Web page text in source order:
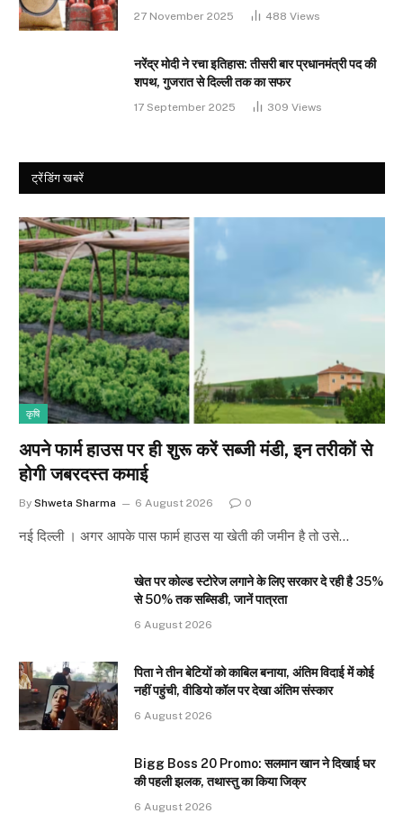
27 November 2025 488 Views
नरेंद्र मोदी ने रचा इतिहास: तीसरी बार प्रधानमंत्री पद की
शपथ, गुजरात से दिल्ली तक का सफर
17 September 2025 309 Views
ट्रेंडिंग खबरें
कृषि
अपने फार्म हाउस पर ही शुरू करें सब्जी मंडी, इन तरीकों से
होगी जबरदस्त कमाई
By Shweta Sharma 6 August 2026 0
नई दिल्ली । अगर आपके पास फार्म हाउस या खेती की जमीन है तो उसे…
खेत पर कोल्ड स्टोरेज लगाने के लिए सरकार दे रही है 35%
से 50% तक सब्सिडी, जानें पात्रता
6 August 2026
पिता ने तीन बेटियों को काबिल बनाया, अंतिम विदाई में कोई
नहीं पहुंची, वीडियो कॉल पर देखा अंतिम संस्कार
6 August 2026
Bigg Boss 20 Promo: सलमान खान ने दिखाई घर
की पहली झलक, तथास्तु का किया जिक्र
6 August 2026